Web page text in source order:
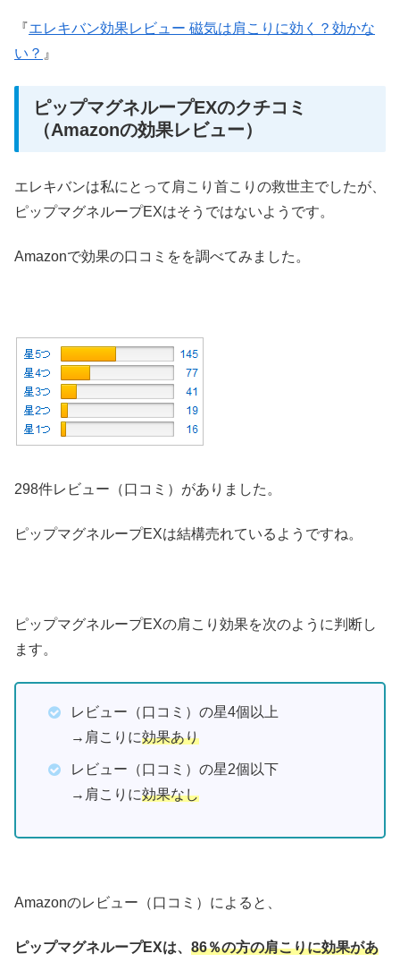
『エレキバン効果レビュー 磁気は肩こりに効く？効かな
い？ 』
ピップマグネループEXのクチコミ
（Amazonの効果レビュー）
エレキバンは私にとって肩こり首こりの救世主でしたが、
ピップマグネループEXはそうではないようです。
Amazonで効果の口コミをを調べてみました。
298件レビュー（口コミ）がありました。
ピップマグネループEXは結構売れているようですね。
ピップマグネループEXの肩こり効果を次のように判断し
ます。
レビュー（口コミ）の星4個以上
→肩こりに効果あり
レビュー（口コミ）の星2個以下
→肩こりに効果なし
Amazonのレビュー（口コミ）によると、
ピップマグネループEXは、 86％の方の肩こりに効果があ